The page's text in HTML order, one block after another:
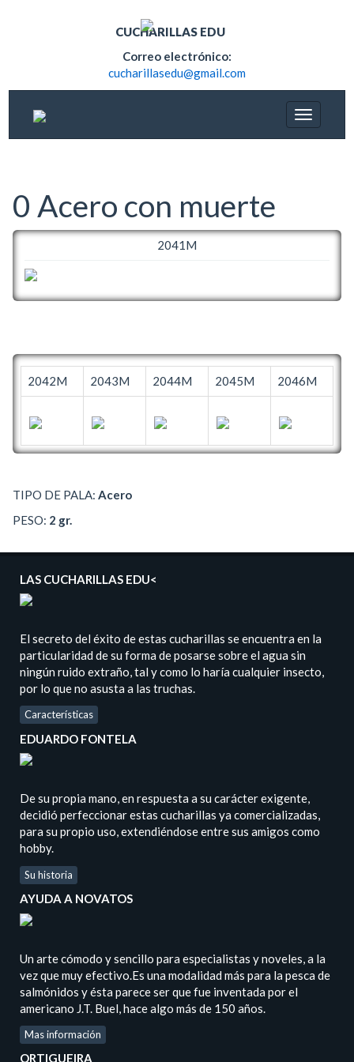
CUCHARILLAS EDU
Correo electrónico:
cucharillasedu@gmail.com
0 Acero con muerte
2041M
2042M 2043M 2044M 2045M 2046M
TIPO DE PALA: Acero
PESO: 2 gr.
LAS CUCHARILLAS EDU<
El secreto del éxito de estas cucharillas se encuentra en la
particularidad de su forma de posarse sobre el agua sin
ningún ruido extraño, tal y como lo haría cualquier insecto,
por lo que no asusta a las truchas.
Características
EDUARDO FONTELA
De su propia mano, en respuesta a su carácter exigente,
decidió perfeccionar estas cucharillas ya comercializadas,
para su propio uso, extendiéndose entre sus amigos como
hobby.
Su historia
AYUDA A NOVATOS
Un arte cómodo y sencillo para especialistas y noveles, a la
vez que muy efectivo.Es una modalidad más para la pesca de
salmónidos y ésta parece ser que fue inventada por el
americano J.T. Buel, hace algo más de 150 años.
Mas información
ORTIGUEIRA